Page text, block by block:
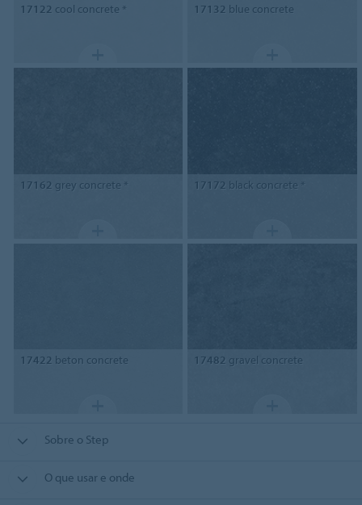
17122 cool concrete * 17132 blue concrete
17162 grey concrete * 17172 black concrete *
17422 beton concrete 17482 gravel concrete
Sobre o Step
O que usar e onde